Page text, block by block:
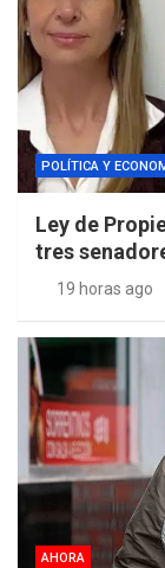
POLÍTICA Y
Ley de
tres
19 horas ago
AHORA